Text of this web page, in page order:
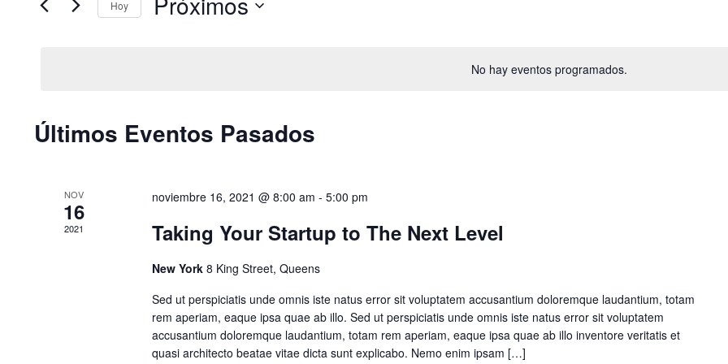
No hay eventos programados.
Eventos
clave.
Hoy
Últimos Eventos Pasados
NOV
16
2021
noviembre 16, 2021 @ 8:00 am -5:00 pm
Taking Your Startup to The Next Level
New York8 King Street, Queens
Sed ut perspiciatis unde omnis iste natus error sit voluptatem accusantium doloremque laudantium, totam
rem aperiam, eaque ipsa quae ab illo. Sed ut perspiciatis unde omnis iste natus error sit voluptatem
accusantium doloremque laudantium, totam rem aperiam, eaque ipsa quae ab illo inventore veritatis et
quasi architecto beatae vitae dicta sunt explicabo. Nemo enim ipsam […]